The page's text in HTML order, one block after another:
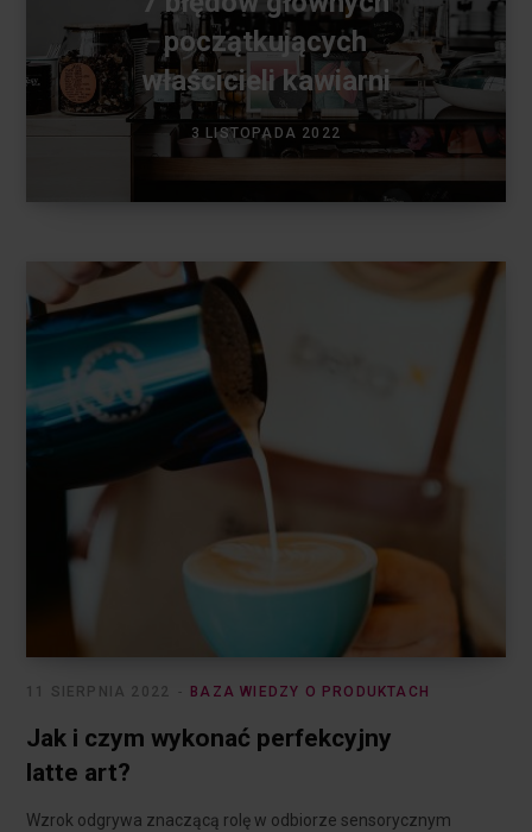
początkujących
właścicieli kawiarni
3 LISTOPADA 2022
BAZA WIEDZY O PRODUKTACH
11 SIERPNIA 2022
Jak i czym wykonać perfekcyjny
latte art?
Wzrok odgrywa znaczącą rolę w odbiorze sensorycznym